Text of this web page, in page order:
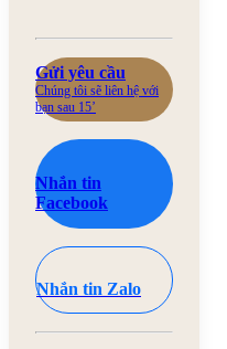
Gửi yêu cầu
Chúng tôi sẽ liên hệ với
bạn sau 15’
Nhắn tin
Facebook
Nhắn tin Zalo